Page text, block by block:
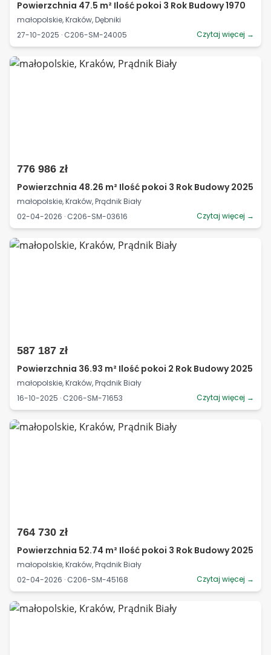
Powierzchnia 47.5 m² Ilość pokoi 3 Rok Budowy 1970
małopolskie, Kraków, Dębniki
27-10-2025 · C206-SM-24005
Czytaj więcej →
776 986 zł
Powierzchnia 48.26 m² Ilość pokoi 3 Rok Budowy 2025
małopolskie, Kraków, Prądnik Biały
02-04-2026 · C206-SM-03616
Czytaj więcej →
587 187 zł
Powierzchnia 36.93 m² Ilość pokoi 2 Rok Budowy 2025
małopolskie, Kraków, Prądnik Biały
16-10-2025 · C206-SM-71653
Czytaj więcej →
764 730 zł
Powierzchnia 52.74 m² Ilość pokoi 3 Rok Budowy 2025
małopolskie, Kraków, Prądnik Biały
02-04-2026 · C206-SM-45168
Czytaj więcej →